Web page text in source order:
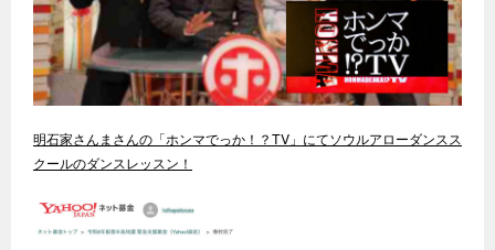
明石家さんまさんの「ホンマでっか！？TV」にてソウルアローダンスス
クールのダンスレッスン！